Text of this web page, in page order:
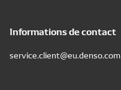
Informations de contact
service.client@eu.denso.com